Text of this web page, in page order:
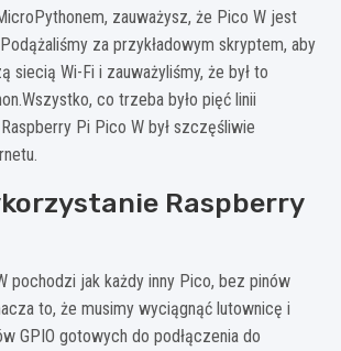
zauważysz, że Pico W jest
za przykładowym skryptem, aby
siecią Wi-Fi i zauważyliśmy, że był to
co trzeba było pięć linii
Pi Pico W był szczęśliwie
Raspberry
pochodzi jak każdy inny Pico, bez pinów
to, że musimy wyciągnąć lutownicę i
GPIO gotowych do podłączenia do